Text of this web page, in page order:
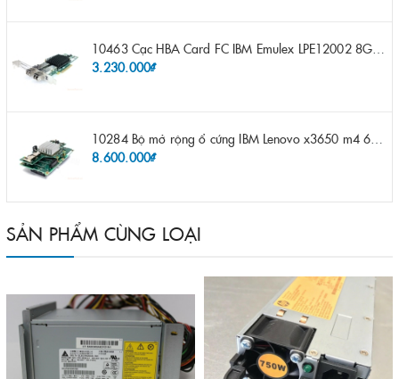
10463 Cạc HBA Card FC IBM Emulex LPE12002 8Gb 2 port FC SFP fru 42D0500 pn 42D0496 opt 42D0494 LPE12002
3.230.000₫
10284 Bộ mở rộng ổ cứng IBM Lenovo x3650 m4 69Y5319 8x 2.5" HS HDD Assembly Kit with Expander
8.600.000₫
SẢN PHẨM CÙNG LOẠI